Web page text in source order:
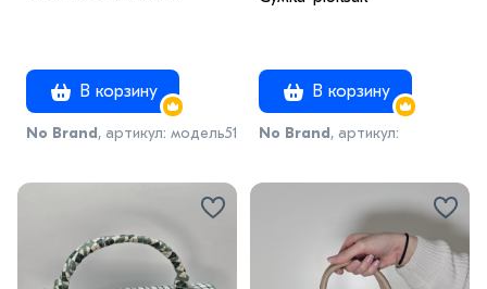
В корзину
No Brand, артикул: модель51
В корзину
No Brand, артикул: